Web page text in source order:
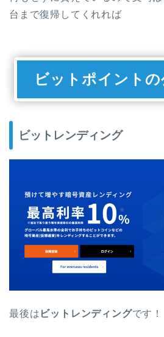
台まで復帰してくれれば
ビットポイントの
ビットレンディング
最後は ビットレンディングです！